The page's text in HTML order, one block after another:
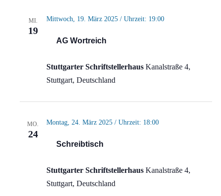
MI.
19
AG Wortreich
Mittwoch, 19. März 2025 / Uhrzeit: 19:00
Stuttgarter Schriftstellerhaus Kanalstraße 4,
Stuttgart, Deutschland
MO.
24
Schreibtisch
Montag, 24. März 2025 / Uhrzeit: 18:00
Stuttgarter Schriftstellerhaus Kanalstraße 4,
Stuttgart, Deutschland